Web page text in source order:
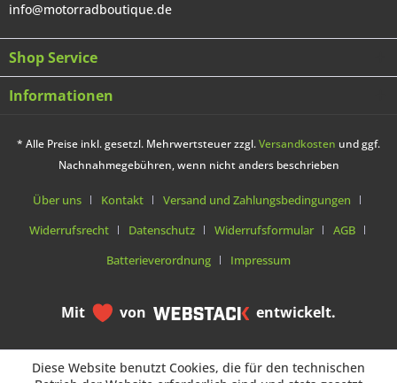
info@motorradboutique.de
Shop Service
Informationen
* Alle Preise inkl. gesetzl. Mehrwertsteuer zzgl.Versandkosten und ggf.
Nachnahmegebühren, wenn nicht anders beschrieben
Über uns Kontakt
Versand und Zahlungsbedingungen
Widerrufsrecht
Datenschutz Widerrufsformular
AGB
Batterieverordnung
Impressum
Mit von entwickelt.
Diese Website benutzt Cookies, die für den technischen
Diese Website benutzt Cookies, die für den technischen